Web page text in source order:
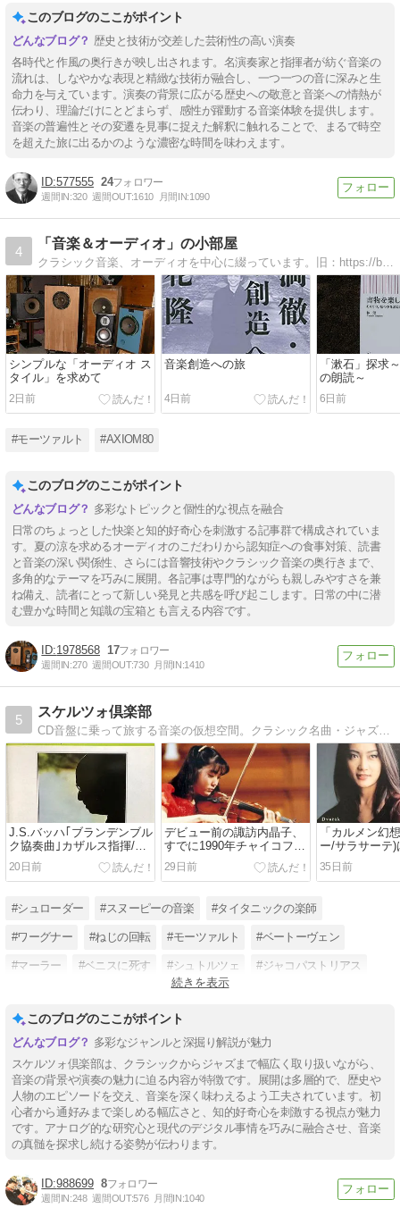
番
このブログのここがポイント
歴史と技術が交差した芸術性の高い演奏
各時代と作風の奥行きが映し出されます。名演奏家と指揮者が紡ぐ音楽の
流れは、しなやかな表現と精緻な技術が融合し、一つ一つの音に深みと生
命力を与えています。演奏の背景に広がる歴史への敬意と音楽への情熱が
伝わり、理論だけにとどまらず、感性が躍動する音楽体験を提供します。
音楽の普遍性とその変遷を見事に捉えた解釈に触れることで、まるで時空
を超えた旅に出るかのような濃密な時間を味わえます。
577555 24
週間IN:320 週間OUT:1610 月間IN:1090
4
「音楽＆オーディオ」の小部屋
クラシック音楽、オーディオを中心に綴っています。旧：https://blog.goo.ne.jp/jbltakashi新：https://jbltakashi.hatenablog.com/
シンプルな「オーディオ ス
タイル」を求めて
2日前
音楽創造への旅
4日前
「漱石」探求
の朗読～
6日前
#モーツァルト #AXIOM80
このブログのここがポイント
多彩なトピックと個性的な視点を融合
日常のちょっとした快楽と知的好奇心を刺激する記事群で構成されていま
す。夏の涼を求めるオーディオのこだわりから認知症への食事対策、読書
と音楽の深い関係性、さらには音響技術やクラシック音楽の奥行きまで、
多角的なテーマを巧みに展開。各記事は専門的ながらも親しみやすさを兼
ね備え、読者にとって新しい発見と共感を呼び起こします。日常の中に潜
む豊かな時間と知識の宝箱とも言える内容です。
1978568 17
週間IN:270 週間OUT:730 月間IN:1410
5
スケルツォ倶楽部
CD音盤に乗って旅する音楽の仮想空間。クラシック名曲・ジャズ=フュージョン名盤･演奏家 ＆ スヌーピー ・・・
J.S.バッハ｢ブランデンブル
ク協奏曲｣カザルス指揮/マ
ールボロ祝祭管弦楽団
(1964年/CBS)盤 について
思い出したこと、考えたこ
20日前
デビュー前の諏訪内晶子、
すでに1990年チャイコフス
キー･コンクール予選で
「カルメン幻想曲」(ビゼ
ー/サラサーテ) ｢ハバネラ｣
前に｢カルタ三重唱｣を挿入
していた。
29日前
「カルメン幻
ー/サラサーテ)
迎えた ヒロイ
けた一瞬の走
35日前
#シュローダー #スヌーピーの音楽 #タイタニックの楽師
#ワーグナー #ねじの回転 #モーツァルト #ベートーヴェン
#マーラー #ベニスに死す #シュトルツェ #ジャコパストリアス
続きを表示
このブログのここがポイント
多彩なジャンルと深掘り解説が魅力
スケルツォ倶楽部は、クラシックからジャズまで幅広く取り扱いながら、
音楽の背景や演奏の魅力に迫る内容が特徴です。展開は多層的で、歴史や
人物のエピソードを交え、音楽を深く味わえるよう工夫されています。初
心者から通好みまで楽しめる幅広さと、知的好奇心を刺激する視点が魅力
です。アナログ的な研究心と現代のデジタル事情を巧みに融合させ、音楽
の真髄を探求し続ける姿勢が伝わります。
988699 8
週間IN:248 週間OUT:576 月間IN:1040